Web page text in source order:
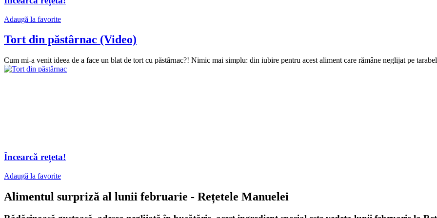
Adaugă la favorite
Tort din păstârnac (Video)
Cum mi-a venit ideea de a face un blat de tort cu păstârnac?! Nimic mai simplu: din iubire pentru acest aliment care rămâne neglijat pe
Încearcă rețeta!
Adaugă la favorite
Alimentul surpriză al lunii februarie - Rețetele Manuelei